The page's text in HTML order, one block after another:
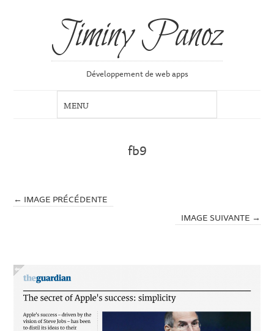
Jiminy Panoz
Développement de web apps
fb9
← IMAGE PRÉCÉDENTE
IMAGE SUIVANTE →